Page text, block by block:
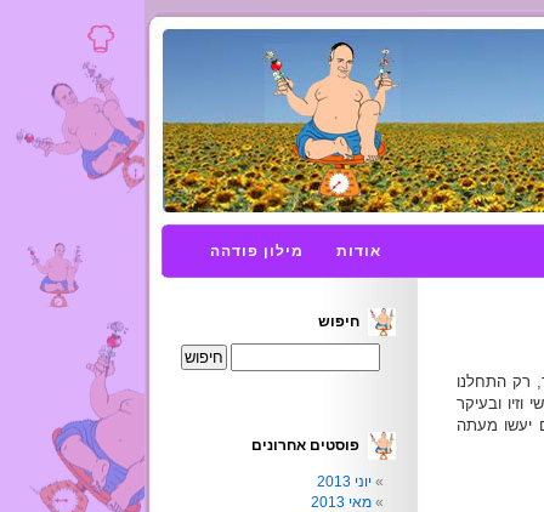
אודות מילון פודהה
שנה ו-4 חודשים בלבד, רק התחלנו
ובעיקר
יעשו מעתה
חיפוש
פוסטים אחרונים
יוני 2013
מאי 2013